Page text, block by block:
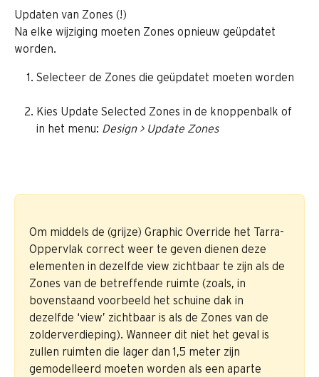
Updaten van Zones (!)
Na elke wijziging moeten Zones opnieuw geüpdatet
worden.
Selecteer de Zones die geüpdatet moeten worden
Kies Update Selected Zones in de knoppenbalk of
in het menu: Design > Update Zones
Om middels de (grijze) Graphic Override het Tarra-
Oppervlak correct weer te geven dienen deze
elementen in dezelfde view zichtbaar te zijn als de
Zones van de betreffende ruimte (zoals, in
bovenstaand voorbeeld het schuine dak in
dezelfde ‘view’ zichtbaar is als de Zones van de
zolderverdieping). Wanneer dit niet het geval is
zullen ruimten die lager dan 1,5 meter zijn
gemodelleerd moeten worden als een aparte